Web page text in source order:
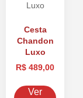
Cesta
Chandon
Luxo
R$ 489,00
Ver